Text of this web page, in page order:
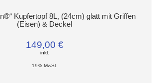
Kupfertopf 8L, (24cm) glatt mit Griffen
(Eisen) & Deckel
149,00 €
inkl.
19% MwSt.